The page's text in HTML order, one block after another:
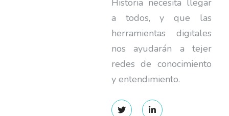
Historia necesita llegar
a todos, y que las
herramientas digitales
nos ayudarán a tejer
redes de conocimiento
y entendimiento.